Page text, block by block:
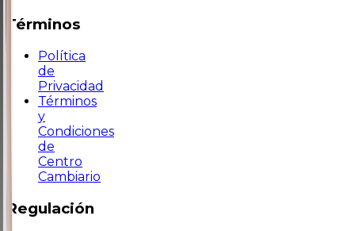
Términos
Política
de
Privacidad
Términos
y
Condiciones
de
Centro
Cambiario
Regulación